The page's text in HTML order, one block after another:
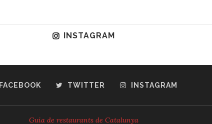
INSTAGRAM
FACEBOOK TWITTER INSTAGRAM
Guia de restaurants de Catalunya